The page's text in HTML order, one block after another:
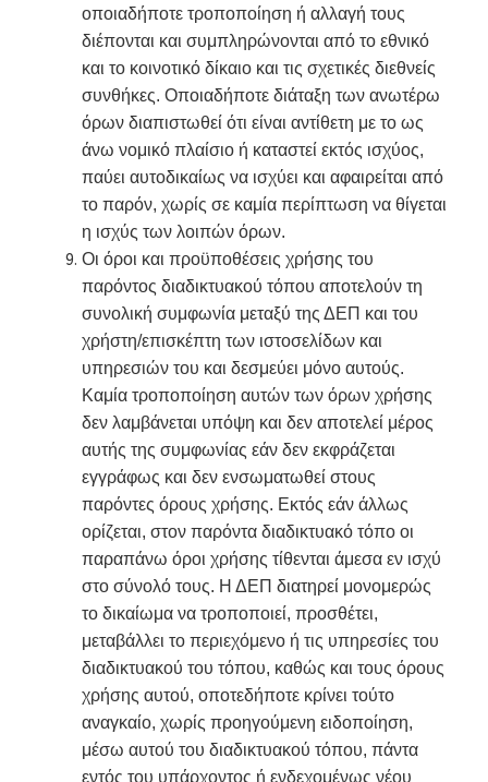
οποιαδήποτε τροποποίηση ή αλλαγή τους
διέπονται και συμπληρώνονται από το εθνικό
και το κοινοτικό δίκαιο και τις σχετικές διεθνείς
συνθήκες. Οποιαδήποτε διάταξη των ανωτέρω
όρων διαπιστωθεί ότι είναι αντίθετη με το ως
άνω νομικό πλαίσιο ή καταστεί εκτός ισχύος,
παύει αυτοδικαίως να ισχύει και αφαιρείται από
το παρόν, χωρίς σε καμία περίπτωση να θίγεται
η ισχύς των λοιπών όρων.
Οι όροι και προϋποθέσεις χρήσης του
παρόντος διαδικτυακού τόπου αποτελούν τη
συνολική συμφωνία μεταξύ της ΔΕΠ και του
χρήστη/επισκέπτη των ιστοσελίδων και
υπηρεσιών του και δεσμεύει μόνο αυτούς.
Καμία τροποποίηση αυτών των όρων χρήσης
δεν λαμβάνεται υπόψη και δεν αποτελεί μέρος
αυτής της συμφωνίας εάν δεν εκφράζεται
εγγράφως και δεν ενσωματωθεί στους
παρόντες όρους χρήσης. Εκτός εάν άλλως
ορίζεται, στον παρόντα διαδικτυακό τόπο οι
παραπάνω όροι χρήσης τίθενται άμεσα εν ισχύ
στο σύνολό τους. Η ΔΕΠ διατηρεί μονομερώς
το δικαίωμα να τροποποιεί, προσθέτει,
μεταβάλλει το περιεχόμενο ή τις υπηρεσίες του
διαδικτυακού του τόπου, καθώς και τους όρους
χρήσης αυτού, οποτεδήποτε κρίνει τούτο
αναγκαίο, χωρίς προηγούμενη ειδοποίηση,
μέσω αυτού του διαδικτυακού τόπου, πάντα
εντός του υπάρχοντος ή ενδεχομένως νέου